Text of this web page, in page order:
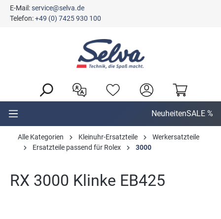
springen
E-Mail:service@selva.de
Telefon:+49 (0) 7425 930 100
NeuheitenSALE %
Alle Kategorien Kleinuhr-Ersatzteile
Werkersatzteile
Ersatzteile passend für Rolex
3000
RX 3000 Klinke EB425